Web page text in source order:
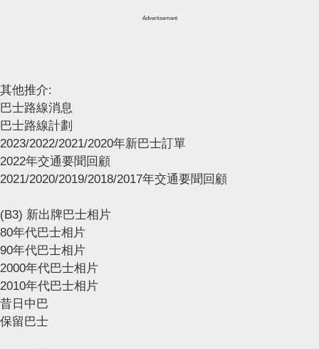
Advertisement
其他推介:
巴士路線消息
巴士路線計劃
2023/2022/2021/2020年新巴士訂單
2022年交通要聞回顧
2021/2020/2019/2018/2017年交通要聞回顧
(B3) 新出牌巴士相片
80年代巴士相片
90年代巴士相片
2000年代巴士相片
2010年代巴士相片
昔日中巴
保留巴士